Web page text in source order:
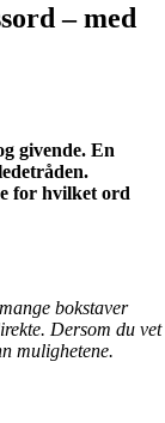
– med
givende. En
for hvilket ord
bokstaver
Dersom du vet
mulighetene.